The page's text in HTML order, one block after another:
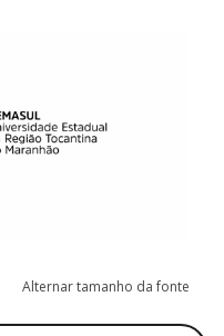
Alternar tamanho da fonte